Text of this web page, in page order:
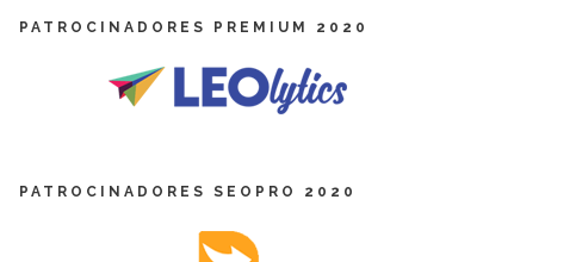
PATROCINADORES PREMIUM 2020
PATROCINADORES SEOPRO 2020